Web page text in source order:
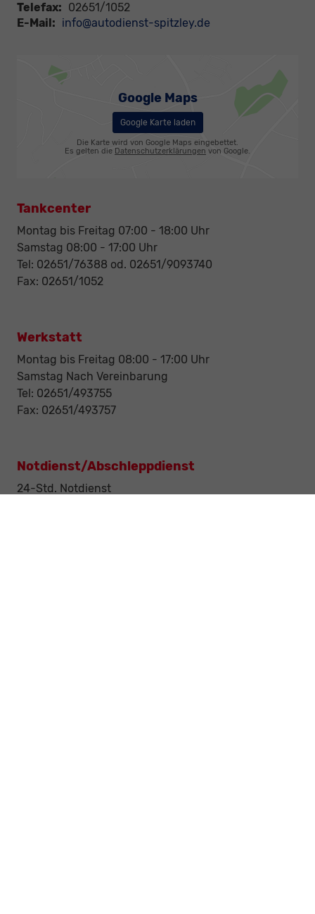
Telefax: 02651/1052
E-Mail: info@autodienst-spitzley.de
Google Maps
Google Karte laden
Die Karte wird von Google Maps eingebettet.
Es gelten die Datenschutzerklärungen von Google.
Tankcenter
Montag bis Freitag 07:00 - 18:00 Uhr
Samstag 08:00 - 17:00 Uhr
Tel: 02651/76388 od. 02651/9093740
Fax: 02651/1052
Werkstatt
Montag bis Freitag 08:00 - 17:00 Uhr
Samstag Nach Vereinbarung
Tel: 02651/493755
Fax: 02651/493757
Notdienst/Abschleppdienst
24-Std. Notdienst